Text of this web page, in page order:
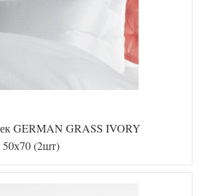
сатин
(2шт)
GERMAN GRASS IVORY
(2шт)